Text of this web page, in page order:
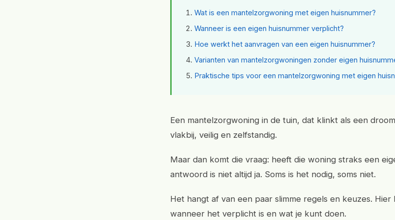
Wat is een mantelzorgwoning met eigen huisnummer?
Wanneer is een eigen huisnummer verplicht?
Hoe werkt het aanvragen van een eigen huisnummer?
Varianten van mantelzorgwoningen zonder eigen
Praktische tips voor een mantelzorgwoning met eigen
Een mantelzorgwoning in de tuin, dat klinkt als een
vlakbij, veilig en zelfstandig.
Maar dan komt die vraag: heeft die woning straks een
antwoord is niet altijd ja. Soms is het nodig, soms niet.
Het hangt af van een paar slimme regels en keuzes. Hier
wanneer het verplicht is en wat je kunt doen.